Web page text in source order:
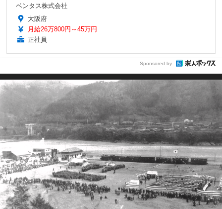
ベンタス株式会社
大阪府
月給26万800円～45万円
正社員
Sponsored by